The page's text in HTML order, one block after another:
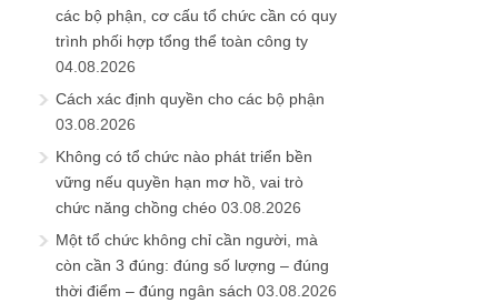
các bộ phận, cơ cấu tổ chức cần có quy
trình phối hợp tổng thể toàn công ty
04.08.2026
Cách xác định quyền cho các bộ phận
03.08.2026
Không có tổ chức nào phát triển bền
vững nếu quyền hạn mơ hồ, vai trò
chức năng chồng chéo 03.08.2026
Một tổ chức không chỉ cần người, mà
còn cần 3 đúng: đúng số lượng – đúng
thời điểm – đúng ngân sách 03.08.2026